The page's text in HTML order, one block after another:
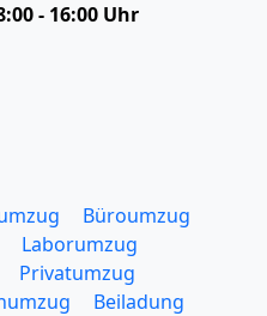
- 16:00 Uhr
Büroumzug
Laborumzug
Privatumzug
Beiladung